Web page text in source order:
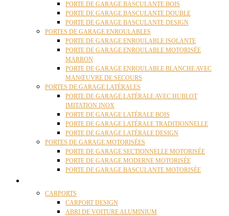
PORTE DE GARAGE BASCULANTE BOIS
PORTE DE GARAGE BASCULANTE DOUBLE
PORTE DE GARAGE BASCULANTE DESIGN
PORTES DE GARAGE ENROULABLES
PORTE DE GARAGE ENROULABLE ISOLANTE
PORTE DE GARAGE ENROULABLE MOTORISÉE
MARRON
PORTE DE GARAGE ENROULABLE BLANCHE AVEC
MANŒUVRE DE SECOURS
PORTES DE GARAGE LATÉRALES
PORTE DE GARAGE LATÉRALE AVEC HUBLOT
IMITATION INOX
PORTE DE GARAGE LATÉRALE BOIS
PORTE DE GARAGE LATÉRALE TRADITIONNELLE
PORTE DE GARAGE LATÉRALE DESIGN
PORTES DE GARAGE MOTORISÉES
PORTE DE GARAGE SECTIONNELLE MOTORISÉE
PORTE DE GARAGE MODERNE MOTORISÉE
PORTE DE GARAGE BASCULANTE MOTORISÉE
CARPORTS
CARPORT DESIGN
ABRI DE VOITURE ALUMINIUM